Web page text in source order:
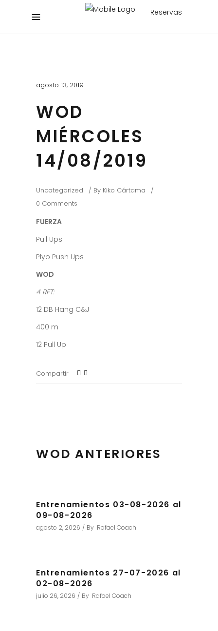
Reservas
agosto 13, 2019
WOD
MIÉRCOLES
14/08/2019
Uncategorized By Kiko Cártama
0 Comments
FUERZA
Pull Ups
Plyo Push Ups
WOD
4 RFT:
12 DB Hang C&J
400 m
12 Pull Up
Compartir
WOD ANTERIORES
Entrenamientos 03-08-2026 al
09-08-2026
agosto 2, 2026 By Rafael Coach
Entrenamientos 27-07-2026 al
02-08-2026
julio 26, 2026 By Rafael Coach